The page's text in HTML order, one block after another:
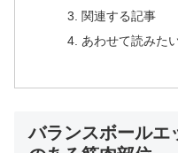
関連する記事
あわせて読みた
バランスボールエ